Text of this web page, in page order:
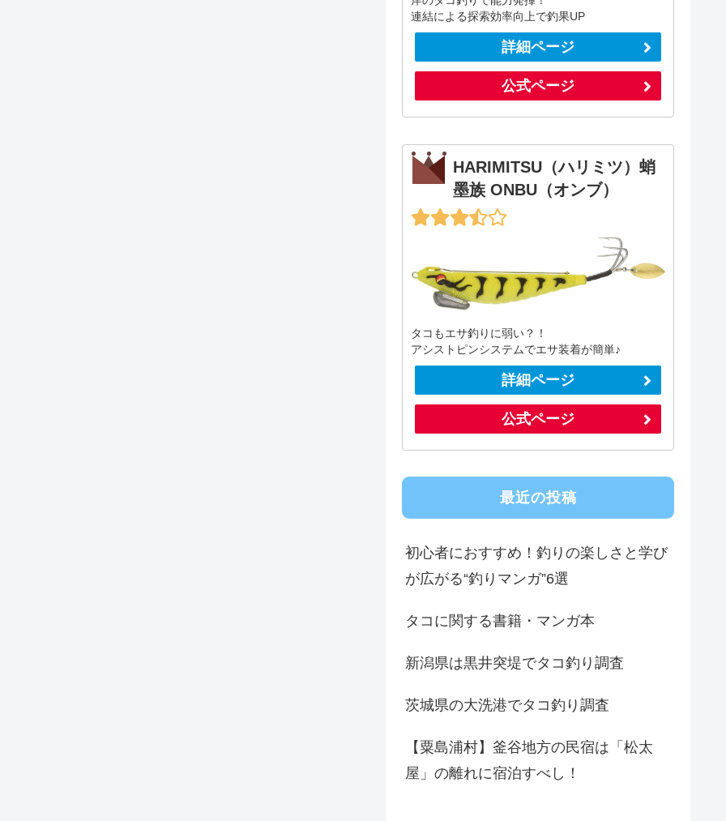
連結による探索効率向上で釣果UP
詳細ページ
公式ページ
HARIMITSU（ハリミツ）蛸
墨族 ONBU（オンブ）
タコもエサ釣りに弱い？！
アシストピンシステムでエサ装着が簡単♪
詳細ページ
公式ページ
最近の投稿
初心者におすすめ！釣りの楽しさと学び
が広がる“釣りマンガ”6選
タコに関する書籍・マンガ本
新潟県は黒井突堤でタコ釣り調査
茨城県の大洗港でタコ釣り調査
【粟島浦村】釜谷地方の民宿は「松太
屋」の離れに宿泊すべし！